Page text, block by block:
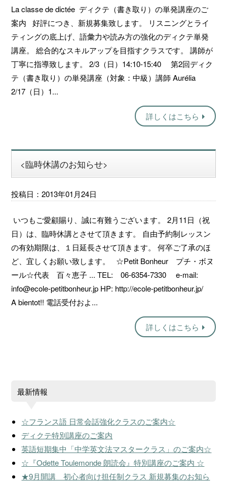
La classe de dictée ディクテ（書き取り）の単発講座のご
案内 好評につき、新規募集致します。 リスニングとライ
ティングの底上げ、語彙力や読み方の強化のディクテ単発
講座。 総合的なスキルアップを目指すクラスです。 講師が
丁寧に指導致します。 2/3（日）14:10-15:40 第2回ディク
テ（書き取り）の単発講座（対象：中級）講師 Aurélia
2/17（日）1...
詳しくはこちら
<臨時休講のお知らせ>
投稿日：2013年01月24日
いつもご愛顧賜り、誠に有難うございます。 2月11日（祝
日）は、臨時休講とさせて頂きます。 自由予約制レッスン
の有効期限は、１日延長させて頂きます。 何卒ご了承のほ
ど、宜しくお願い致します。 ☆Petit Bonheur プチ・ボヌ
ール☆代表 百々恵子 ... TEL: 06-6354-7330 e-mail:
info@ecole-petitbonheur.jp HP: http://ecole-petitbonheur.jp/
A bientot!! 電話受付およ...
詳しくはこちら
最新情報
☆フランス語 日常会話強化クラスのご案内☆
ディクテ特別講座のご案内
英語短期集中「中学英文法マスタークラス」のご案内☆
☆『Odette Toulemonde 朗読会』特別講座のご案内 ☆
★9月開講 初心者向け担任制クラス 新規募集のお知ら